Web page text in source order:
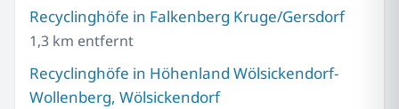
Recyclinghöfe in Falkenberg Kruge/Gersdorf
1,3 km entfernt
Recyclinghöfe in Höhenland Wölsickendorf-
Wollenberg, Wölsickendorf